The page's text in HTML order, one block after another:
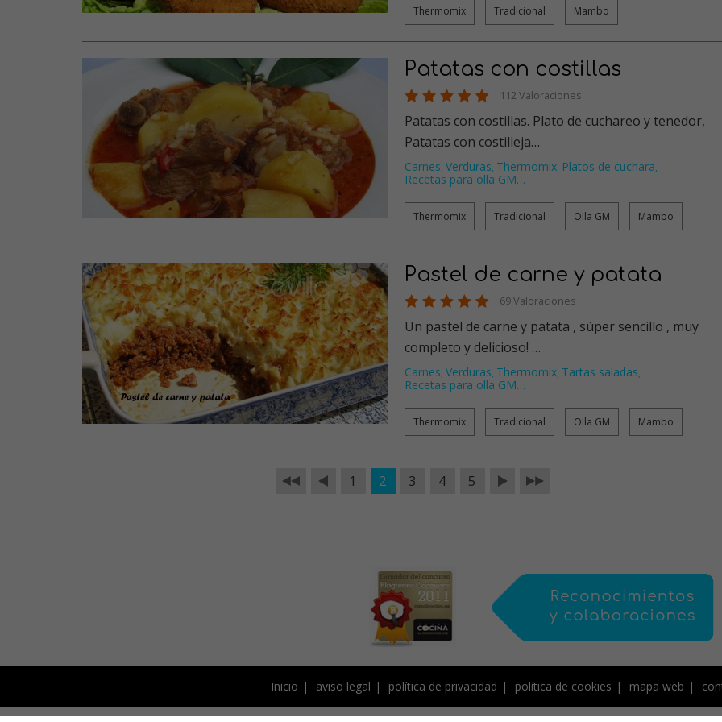
Thermomix Tradicional Mambo
Patatas con costillas
112 Valoraciones
Patatas con costillas. Plato de cuchareo y tenedor,
Patatas con costilleja…
Carnes, Verduras, Thermomix, Platos de cuchara,
Recetas para olla GM…
Thermomix Tradicional Olla GM Mambo
Pastel de carne y patata
69 Valoraciones
Un pastel de carne y patata , súper sencillo , muy
completo y delicioso! …
Carnes, Verduras, Thermomix, Tartas saladas,
Recetas para olla GM…
Thermomix Tradicional Olla GM Mambo
1 2 3 4 5
Inicio aviso legal política de privacidad política de cookies mapa web